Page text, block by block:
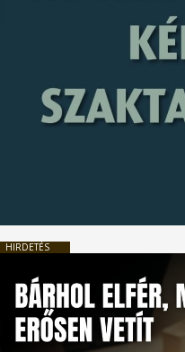
HIRDETÉS